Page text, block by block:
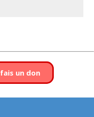
fais un don